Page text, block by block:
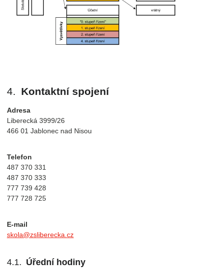
Kontaktní spojení
Adresa
Liberecká 3999/26
466 01 Jablonec nad Nisou
Telefon
487 370 331
487 370 333
777 739 428
777 728 725
E-mail
skola@zsliberecka.cz
Úřední hodiny